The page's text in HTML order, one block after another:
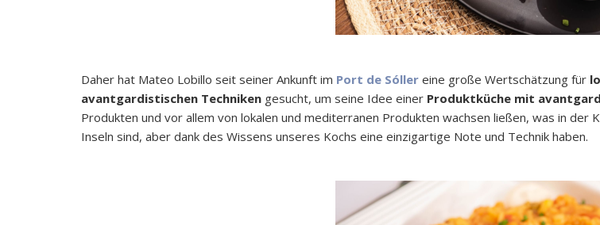
Daher hat Mateo Lobillo seit seiner Ankunft im Port de Sóller eine große Wertschätzung für
avantgardistischen Techniken gesucht, um seine Idee einer Produktküche mit
Produkten und vor allem von lokalen und mediterranen Produkten wachsen ließen, was in
Inseln sind, aber dank des Wissens unseres Kochs eine einzigartige Note und Technik haben.